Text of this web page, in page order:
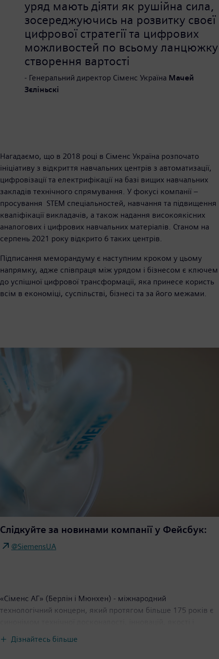
уряд мають діяти як рушійна сила,
зосереджуючись на розвитку своєї
цифрової стратегії та цифрових
можливостей по всьому ланцюжку
створення вартості
- Генеральний директор Сіменс Україна Мачей
Зєліньскі
Нагадаємо, що в 2018 році в Сіменс Україна розпочато
ініціативу з відкриття навчальних центрів з автоматизації,
цифровізації та електрифікації на базі вищих навчальних
закладів технічного спрямування. У фокусі компанії –
просування STEM спеціальностей, навчання та підвищення
кваліфікації викладачів, а також надання високоякісних
аналогових і цифрових навчальних матеріалів. Станом на
серпень 2021 року відкрито 6 таких центрів.
Підписання меморандуму є наступним кроком у цьому
напрямку, адже співпраця між урядом і бізнесом є ключем
до успішної цифрової трансформації, яка принесе користь
всім в економіці, суспільстві, бізнесі та за його межами.
Слідкуйте за новинами компанії у Фейсбук:
@SiemensUA
«Сіменс АГ» (Берлін і Мюнхен) - міжнародний
технологічний концерн, який протягом більше 175 років є
надійності і проявляє глобальний підхід до бізнесу.
Компанія веде свою діяльність у багатьох країнах світу і
Дізнайтесь більше